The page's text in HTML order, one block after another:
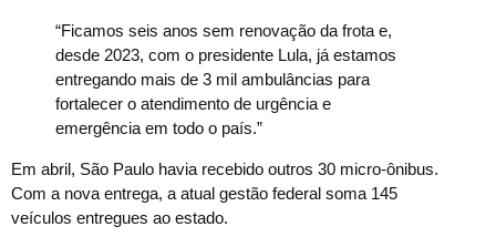
“Ficamos seis anos sem renovação da frota e,
desde 2023, com o presidente Lula, já estamos
entregando mais de 3 mil ambulâncias para
fortalecer o atendimento de urgência e
emergência em todo o país.”
Em abril, São Paulo havia recebido outros 30 micro-ônibus.
Com a nova entrega, a atual gestão federal soma 145
veículos entregues ao estado.